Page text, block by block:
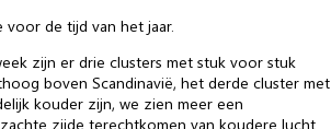
de tijd van het jaar.
zijn er drie clusters met stuk voor stuk
boven Scandinavië, het derde cluster met
kouder zijn, we zien meer een
zijde terechtkomen van koudere lucht